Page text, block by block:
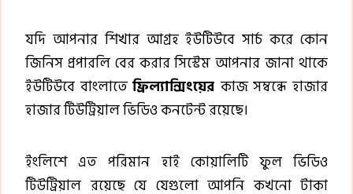
যদি আপনার শিখার আগ্রহ ইউটিউবে সার্চ করে কোন
জিনিস প্রপারলি বের করার সিস্টেম আপনার জানা থাকে
ইউটিউবে বাংলাতেফ্রিল্যান্সিংয়ের কাজ সম্বন্ধে হাজার
হাজার টিউট্রিয়াল ভিডিও কনটেন্ট রয়েছে।
ইংলিশে এত পরিমান হাই কোয়ালিটি ফুল ভিডিও
টিউট্রিয়াল রয়েছে যে যেগুলো আপনি কখনো টাকা